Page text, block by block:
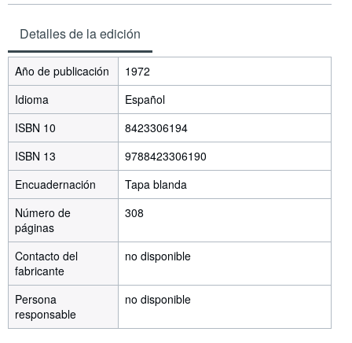
Detalles de la edición
Año de publicación
1972
Idioma
Español
ISBN 10
8423306194
ISBN 13
9788423306190
Encuadernación
Tapa blanda
Número de
páginas
308
Contacto del
fabricante
no disponible
Persona
responsable
no disponible